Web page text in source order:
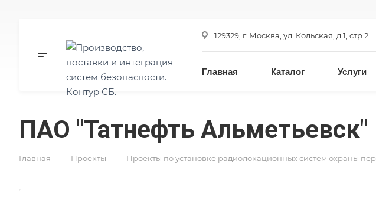
129329, г. Москва, ул. Кольская, д.1, стр.2
Главная Каталог Услуги
ПАО "Татнефть Альметьевск"
Главная — Проекты — Проекты по установке радиолокационных систем охраны